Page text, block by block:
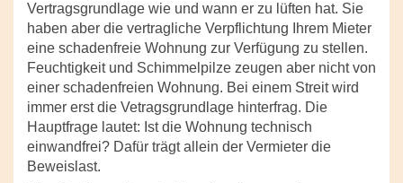
Vertragsgrundlage wie und wann er zu lüften hat. Sie
haben aber die vertragliche Verpflichtung Ihrem Mieter
eine schadenfreie Wohnung zur Verfügung zu stellen.
Feuchtigkeit und Schimmelpilze zeugen aber nicht von
einer schadenfreien Wohnung. Bei einem Streit wird
immer erst die Vetragsgrundlage hinterfrag. Die
Hauptfrage lautet: Ist die Wohnung technisch
einwandfrei? Dafür trägt allein der Vermieter die
Beweislast.